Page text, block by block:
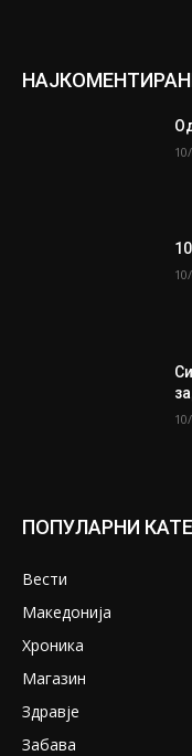
ПОПУЛАРНИ
Вести
Македонија
Хроника
Магазин
Здравје
Забава